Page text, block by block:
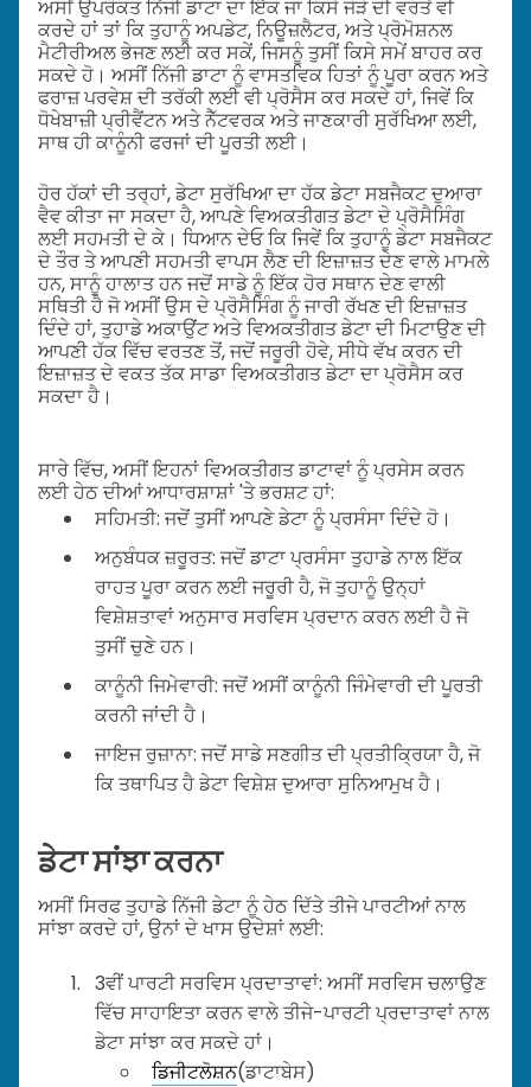
ਅਸੀਂ ਉਪਰੋਕਤ ਨਿੱਜੀ ਡਾਟਾ ਦਾ ਇੱਕ ਜਾ ਕਿਸੇ ਜੋੜੇ ਦੀ ਵਰਤੋਂ ਵੀ
ਕਰਦੇ ਹਾਂ ਤਾਂ ਕਿ ਤੁਹਾਨੂੰ ਅਪਡੇਟ, ਨਿਊਜ਼ਲੈਟਰ, ਅਤੇ ਪ੍ਰੋਮੋਸ਼ਨਲ
ਮੈਟੀਰੀਅਲ ਭੇਜਣ ਲਈ ਕਰ ਸਕੇਂ, ਜਿਸਨੂੰ ਤੁਸੀਂ ਕਿਸੇ ਸਮੇਂ ਬਾਹਰ ਕਰ
ਸਕਦੇ ਹੋ। ਅਸੀਂ ਨਿੱਜੀ ਡਾਟਾ ਨੂੰ ਵਾਸਤਵਿਕ ਹਿਤਾਂ ਨੂੰ ਪੂਰਾ ਕਰਨ ਅਤੇ
ਫਰਾਜ਼ ਪਰਵੇਸ਼ ਦੀ ਤਰੱਕੀ ਲਈ ਵੀ ਪ੍ਰੋਸੈਸ ਕਰ ਸਕਦੇ ਹਾਂ, ਜਿਵੇਂ ਕਿ
ਧੋਖੇਬਾਜ਼ੀ ਪ੍ਰੀਵੈਂਟਨ ਅਤੇ ਨੈੱਟਵਰਕ ਅਤੇ ਜਾਣਕਾਰੀ ਸੁਰੱਖਿਆ ਲਈ,
ਸਾਥ ਹੀ ਕਾਨੂੰਨੀ ਫਰਜਾਂ ਦੀ ਪੂਰਤੀ ਲਈ।
ਹੋਰ ਹੱਕਾਂ ਦੀ ਤਰ੍ਹਾਂ, ਡੇਟਾ ਸੁਰੱਖਿਆ ਦਾ ਹੱਕ ਡੇਟਾ ਸਬਜੈਕਟ ਦੁਆਰਾ
ਵੈਵ ਕੀਤਾ ਜਾ ਸਕਦਾ ਹੈ, ਆਪਣੇ ਵਿਅਕਤੀਗਤ ਡੇਟਾ ਦੇ ਪ੍ਰੋਸੈਸਿੰਗ
ਲਈ ਸਹਮਤੀ ਦੇ ਕੇ। ਧਿਆਨ ਦੇਓ ਕਿ ਜਿਵੇਂ ਕਿ ਤੁਹਾਨੂੰ ਡੇਟਾ ਸਬਜੈਕਟ
ਦੇ ਤੌਰ ਤੇ ਆਪਣੀ ਸਹਮਤੀ ਵਾਪਸ ਲੈਣ ਦੀ ਇਜ਼ਾਜ਼ਤ ਦੇਣ ਵਾਲੇ ਮਾਮਲੇ
ਹਨ, ਸਾਨੂੰ ਹਾਲਾਤ ਹਨ ਜਦੋਂ ਸਾਡੇ ਨੂੰ ਇੱਕ ਹੋਰ ਸਥਾਨ ਦੇਣ ਵਾਲੀ
ਸਥਿਤੀ ਹੈ ਜੋ ਅਸੀਂ ਉਸ ਦੇ ਪ੍ਰੋਸੈਸਿੰਗ ਨੂੰ ਜਾਰੀ ਰੱਖਣ ਦੀ ਇਜ਼ਾਜ਼ਤ
ਦਿੰਦੇ ਹਾਂ, ਤੁਹਾਡੇ ਅਕਾਉਂਟ ਅਤੇ ਵਿਅਕਤੀਗਤ ਡੇਟਾ ਦੀ ਮਿਟਾਉਣ ਦੀ
ਆਪਣੀ ਹੱਕ ਵਿੱਚ ਵਰਤਣ ਤੋਂ, ਜਦੋਂ ਜਰੂਰੀ ਹੋਵੇ, ਸੀਧੇ ਵੱਖ ਕਰਨ ਦੀ
ਇਜ਼ਾਜ਼ਤ ਦੇ ਵਕਤ ਤੱਕ ਸਾਡਾ ਵਿਅਕਤੀਗਤ ਡੇਟਾ ਦਾ ਪ੍ਰੋਸੈਸ ਕਰ
ਸਕਦਾ ਹੈ।
ਸਾਰੇ ਵਿੱਚ, ਅਸੀਂ ਇਹਨਾਂ ਵਿਅਕਤੀਗਤ ਡਾਟਾਵਾਂ ਨੂੰ ਪ੍ਰਸੇਸ ਕਰਨ
ਲਈ ਹੇਠ ਦੀਆਂ ਆਧਾਰਸ਼ਾਸ਼ਾਂ 'ਤੇ ਭਰਸ਼ਟ ਹਾਂ:
ਸਹਿਮਤੀ: ਜਦੋਂ ਤੁਸੀਂ ਆਪਣੇ ਡੇਟਾ ਨੂੰ ਪ੍ਰਸੰਸਾ ਦਿੰਦੇ ਹੋ।
ਅਨੁਬੰਧਕ ਜ਼ਰੂਰਤ: ਜਦੋਂ ਡਾਟਾ ਪ੍ਰਸੰਸਾ ਤੁਹਾਡੇ ਨਾਲ ਇੱਕ
ਰਾਹਤ ਪੂਰਾ ਕਰਨ ਲਈ ਜਰੂਰੀ ਹੈ, ਜੋ ਤੁਹਾਨੂੰ ਉਨ੍ਹਾਂ
ਵਿਸ਼ੇਸ਼ਤਾਵਾਂ ਅਨੁਸਾਰ ਸਰਵਿਸ ਪ੍ਰਦਾਨ ਕਰਨ ਲਈ ਹੈ ਜੋ
ਤੁਸੀਂ ਚੁਣੇ ਹਨ।
ਕਾਨੂੰਨੀ ਜਿਮੇਵਾਰੀ: ਜਦੋਂ ਅਸੀਂ ਕਾਨੂੰਨੀ ਜਿੰਮੇਵਾਰੀ ਦੀ ਪੂਰਤੀ
ਕਰਨੀ ਜਾਂਦੀ ਹੈ।
ਜਾਇਜ ਰੁਜ਼ਾਨਾ: ਜਦੋਂ ਸਾਡੇ ਸਣਗੀਤ ਦੀ ਪ੍ਰਤੀਕ੍ਰਿਯਾ ਹੈ, ਜੋ
ਕਿ ਤਥਾਪਿਤ ਹੈ ਡੇਟਾ ਵਿਸ਼ੇਸ਼ ਦੁਆਰਾ ਸੁਨਿਆਮੁਖ ਹੈ।
ਡੇਟਾ ਸਾਂਝਾ ਕਰਨਾ
ਅਸੀਂ ਸਿਰਫ ਤੁਹਾਡੇ ਨਿੱਜੀ ਡੇਟਾ ਨੂੰ ਹੇਠ ਦਿੱਤੇ ਤੀਜੇ ਪਾਰਟੀਆਂ ਨਾਲ
ਸਾਂਝਾ ਕਰਦੇ ਹਾਂ, ਉਨਾਂ ਦੇ ਖਾਸ ਉਦੇਸ਼ਾਂ ਲਈ:
3ਵੀਂ ਪਾਰਟੀ ਸਰਵਿਸ ਪ੍ਰਦਾਤਾਵਾਂ: ਅਸੀਂ ਸਰਵਿਸ ਚਲਾਉਣ
ਵਿੱਚ ਸਾਹਾਇਤਾ ਕਰਨ ਵਾਲੇ ਤੀਜੇ-ਪਾਰਟੀ ਪ੍ਰਦਾਤਾਵਾਂ ਨਾਲ
ਡੇਟਾ ਸਾਂਝਾ ਕਰ ਸਕਦੇ ਹਾਂ।
ਡਿਜੀਟਲੋਸ਼ਨ(ਡਾਟਾਬੇਸ)